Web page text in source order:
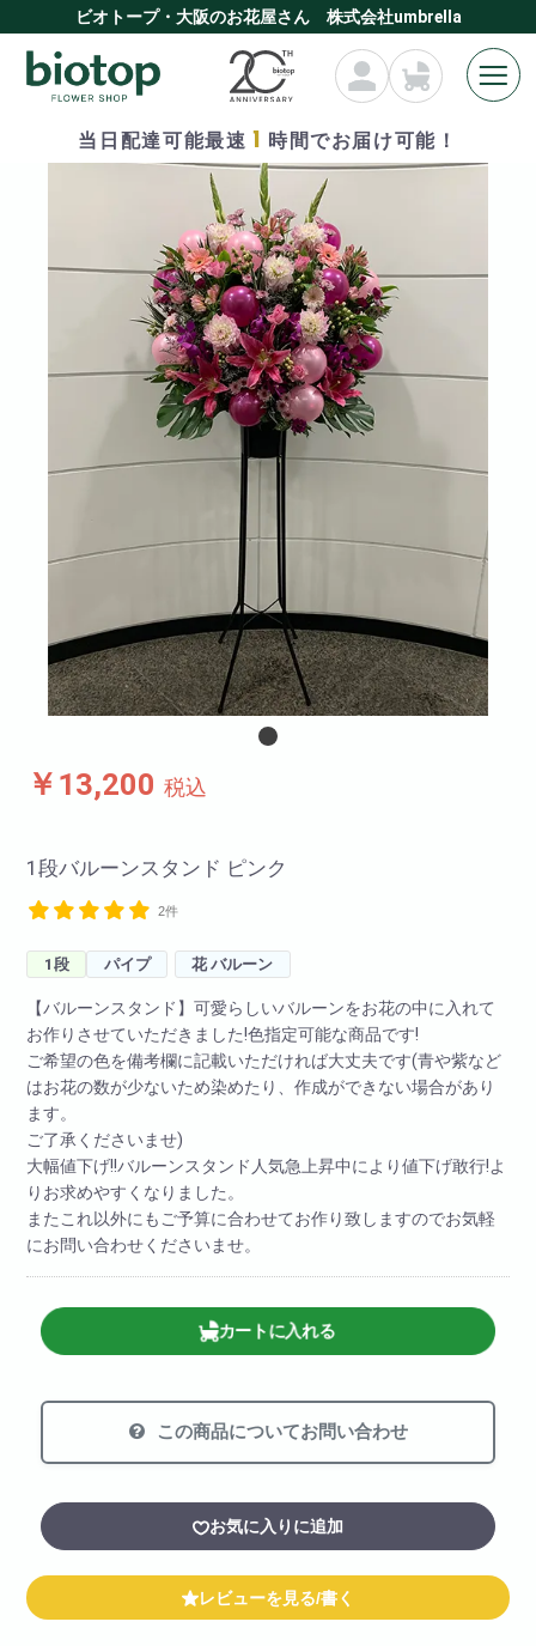
ビオトープ・大阪のお花屋さん 株式会社umbrella
当日配達可能最速 1 時間でお届け可能！
￥13,200 税込
1段バルーンスタンド ピンク
2件
1段 パイプ 花 バルーン
【バルーンスタンド】可愛らしいバルーンをお花の中に入れて
お作りさせていただきました!色指定可能な商品です!
ご希望の色を備考欄に記載いただければ大丈夫です(青や紫など
はお花の数が少ないため染めたり、作成ができない場合があり
ます。
ご了承くださいませ)
大幅値下げ!!バルーンスタンド人気急上昇中により値下げ敢行!よ
りお求めやすくなりました。
またこれ以外にもご予算に合わせてお作り致しますのでお気軽
にお問い合わせくださいませ。
カートに入れる
この商品についてお問い合わせ
お気に入りに追加
レビューを見る/書く